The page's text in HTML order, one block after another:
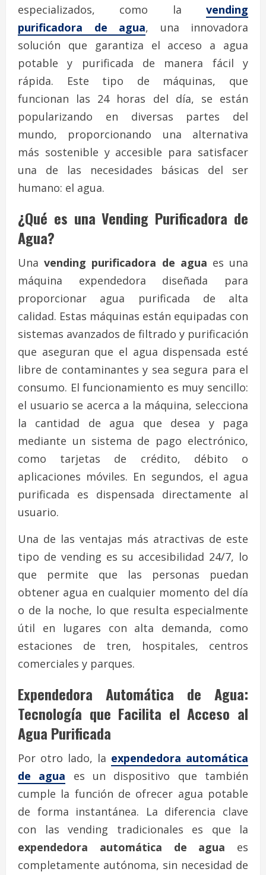
especializados, como la vending
purificadora de agua, una innovadora
solución que garantiza el acceso a agua
potable y purificada de manera fácil y
rápida. Este tipo de máquinas, que
funcionan las 24 horas del día, se están
popularizando en diversas partes del
mundo, proporcionando una alternativa
más sostenible y accesible para satisfacer
una de las necesidades básicas del ser
humano: el agua.
¿Qué es una Vending Purificadora de
Agua?
Unavending purificadora de agua es una
máquina expendedora diseñada para
proporcionar agua purificada de alta
calidad. Estas máquinas están equipadas con
sistemas avanzados de filtrado y purificación
que aseguran que el agua dispensada esté
libre de contaminantes y sea segura para el
consumo. El funcionamiento es muy sencillo:
el usuario se acerca a la máquina, selecciona
la cantidad de agua que desea y paga
mediante un sistema de pago electrónico,
como tarjetas de crédito, débito o
aplicaciones móviles. En segundos, el agua
purificada es dispensada directamente al
usuario.
Una de las ventajas más atractivas de este
tipo de vending es su accesibilidad 24/7, lo
que permite que las personas puedan
obtener agua en cualquier momento del día
o de la noche, lo que resulta especialmente
útil en lugares con alta demanda, como
estaciones de tren, hospitales, centros
comerciales y parques.
Expendedora Automática de Agua:
Tecnología que Facilita el Acceso al
Agua Purificada
Por otro lado, la expendedora automática
de agua es un dispositivo que también
cumple la función de ofrecer agua potable
de forma instantánea. La diferencia clave
con las vending tradicionales es que la
expendedora automática de agua es
completamente autónoma, sin necesidad de